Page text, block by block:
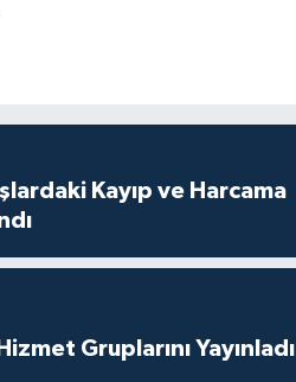
Kayıp ve Harcama
Gruplarını Yayınladı